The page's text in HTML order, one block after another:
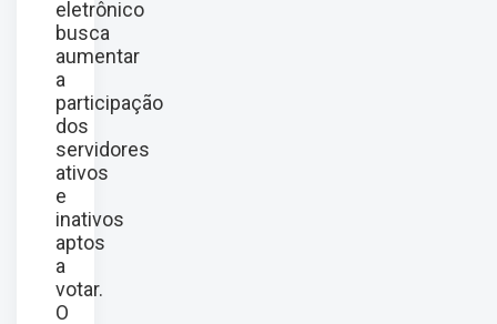
eletrônico
busca
aumentar
a
participação
dos
servidores
ativos
e
inativos
aptos
a
votar.
O